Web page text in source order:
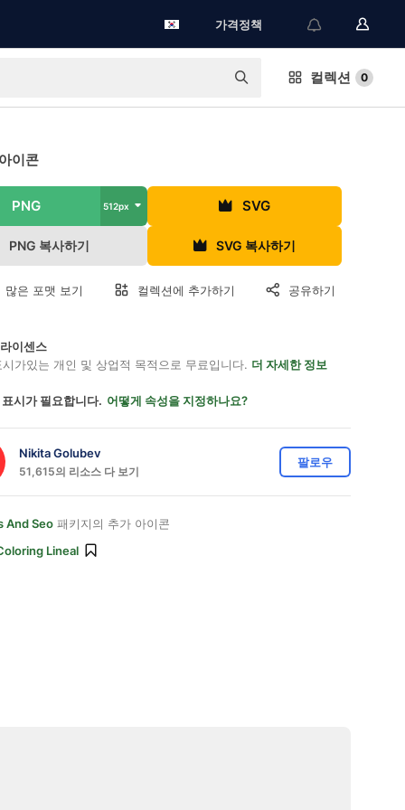
가격정책
컬렉션 0
이콘
PNG 512px SVG
PNG 복사하기 SVG 복사하기
많은 포맷 보기 컬렉션에 추가하기 공유하기
이센스
가있는 개인 및 상업적 목적으로 무료입니다. 더 자세한 정보
시가 필요합니다. 어떻게 속성을 지정하나요?
Nikita Golubev
51,615의 리소스 다 보기
팔로우
And Seo 패키지의 추가 아이콘
Lineal